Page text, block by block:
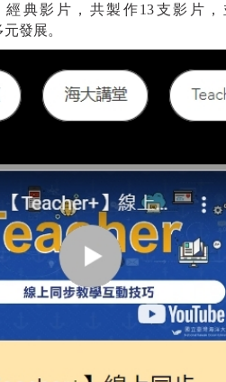
典影片，共製作13支影片
發展。